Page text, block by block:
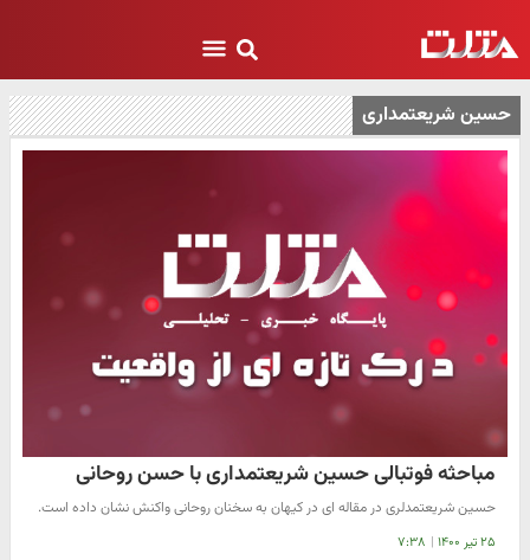
حسین شریعتمداری
مباحثه فوتبالی حسین شریعتمداری با حسن روحانی
حسین شریعتمدلری در مقاله ای در کیهان به سخنان روحانی واکنش نشان داده است.
۲۵ تیر ۱۴۰۰ | ۷:۳۸